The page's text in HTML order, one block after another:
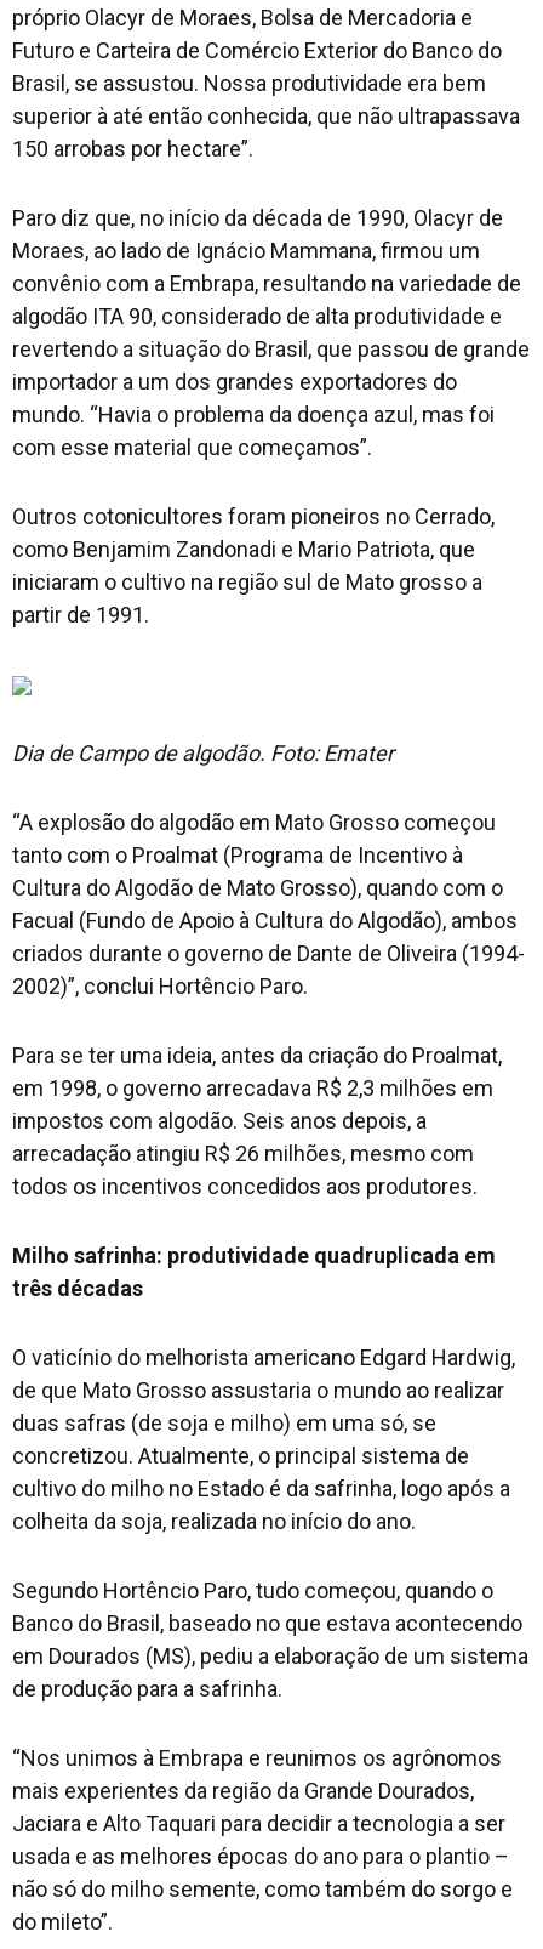
próprio Olacyr de Moraes, Bolsa de Mercadoria e
Futuro e Carteira de Comércio Exterior do Banco do
Brasil, se assustou. Nossa produtividade era bem
superior à até então conhecida, que não ultrapassava
150 arrobas por hectare”.
Paro diz que, no início da década de 1990, Olacyr de
Moraes, ao lado de Ignácio Mammana, firmou um
convênio com a Embrapa, resultando na variedade de
algodão ITA 90, considerado de alta produtividade e
revertendo a situação do Brasil, que passou de grande
importador a um dos grandes exportadores do
mundo. “Havia o problema da doença azul, mas foi
com esse material que começamos”.
Outros cotonicultores foram pioneiros no Cerrado,
como Benjamim Zandonadi e Mario Patriota, que
iniciaram o cultivo na região sul de Mato grosso a
partir de 1991.
Dia de Campo de algodão. Foto: Emater
“A explosão do algodão em Mato Grosso começou
tanto com o Proalmat (Programa de Incentivo à
Cultura do Algodão de Mato Grosso), quando com o
Facual (Fundo de Apoio à Cultura do Algodão), ambos
criados durante o governo de Dante de Oliveira (1994-
2002)”, conclui Hortêncio Paro.
Para se ter uma ideia, antes da criação do Proalmat,
em 1998, o governo arrecadava R$ 2,3 milhões em
impostos com algodão. Seis anos depois, a
arrecadação atingiu R$ 26 milhões, mesmo com
todos os incentivos concedidos aos produtores.
Milho safrinha: produtividade quadruplicada em
três décadas
O vaticínio do melhorista americano Edgard Hardwig,
de que Mato Grosso assustaria o mundo ao realizar
duas safras (de soja e milho) em uma só, se
concretizou. Atualmente, o principal sistema de
cultivo do milho no Estado é da safrinha, logo após a
colheita da soja, realizada no início do ano.
Segundo Hortêncio Paro, tudo começou, quando o
Banco do Brasil, baseado no que estava acontecendo
em Dourados (MS), pediu a elaboração de um sistema
de produção para a safrinha.
“Nos unimos à Embrapa e reunimos os agrônomos
mais experientes da região da Grande Dourados,
Jaciara e Alto Taquari para decidir a tecnologia a ser
usada e as melhores épocas do ano para o plantio –
não só do milho semente, como também do sorgo e
do mileto”.